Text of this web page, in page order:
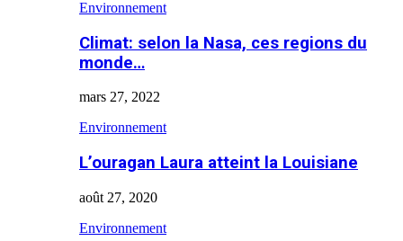
Environnement
Climat: selon la Nasa, ces regions du
monde…
mars 27, 2022
Environnement
L’ouragan Laura atteint la Louisiane
août 27, 2020
Environnement